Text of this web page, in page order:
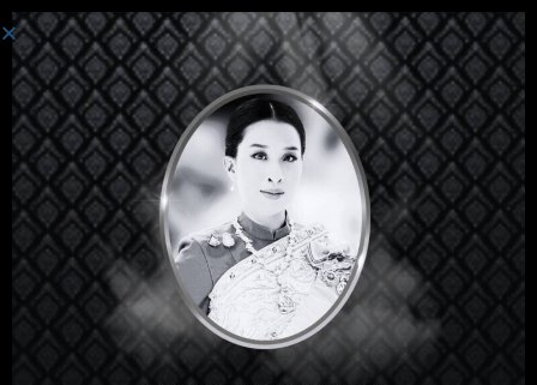
ログイン
Hey there, great course, right?
Do you like this course?
ENROLL COURSE